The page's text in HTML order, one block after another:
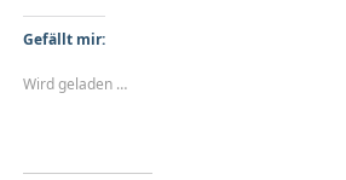
Gefällt mir:
Wird geladen …